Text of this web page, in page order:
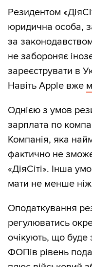
Резидентом
юридична особа,
за
не забороняє
зареєструвати в
Навіть Apple вже
Однією з умов
зарплата по
Компанія, яка
фактично не
«ДіяСіті». Інша
мати не менше ніж
Оподаткування
регулюватись
очікують, що буде
ФОПів рівень